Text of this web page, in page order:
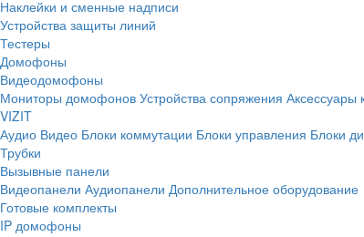
Наклейки и сменные надписи
Устройства защиты линий
Тестеры
Домофоны
Видеодомофоны
Мониторы домофонов Устройства сопряжения Аксессуары
VIZIT
Аудио Видео Блоки коммутации Блоки управления Блоки
Трубки
Вызывные панели
Видеопанели Аудиопанели Дополнительное оборудование
Готовые комплекты
IP домофоны